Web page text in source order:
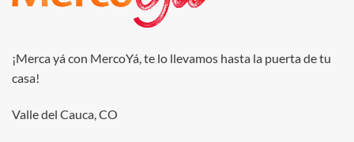
¡Merca yá con MercoYá, te lo llevamos hasta la puerta de tu
casa!
Valle del Cauca, CO